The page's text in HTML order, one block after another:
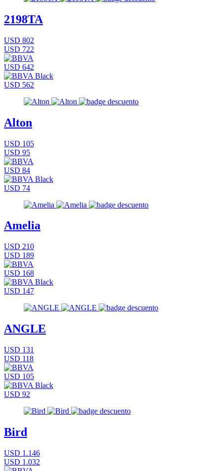
2198TA
USD 802
USD 722
USD 642
USD 562
Alton
USD 105
USD 95
USD 84
USD 74
Amelia
USD 210
USD 189
USD 168
USD 147
ANGLE
USD 131
USD 118
USD 105
USD 92
Bird
USD 1.146
USD 1.032